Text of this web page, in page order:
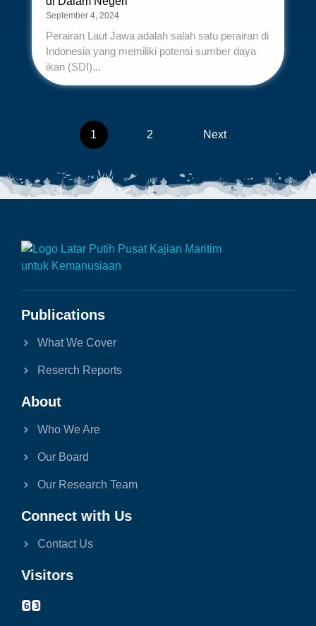
September 4, 2024
Perairan Laut Jawa adalah salah satu perairan di
Indonesia yang memiliki potensi sumber daya
ikan (SDI)...
1 2 Next
Publications
What We Cover
Reserch Reports
About
Who We Are
Our Board
Our Research Team
Connect with Us
Contact Us
Visitors
6 3